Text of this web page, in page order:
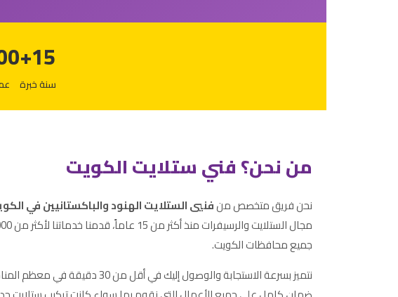
15+
سنة خبرة
من نحن؟ فني ستلايت الكويت
نحن فريق متخصص منفنيي الستلايت الهنود والباكستانيين في
جميع محافظات الكويت.
نتميز بسرعة الاستجابة والوصول إليك في أقل من 30